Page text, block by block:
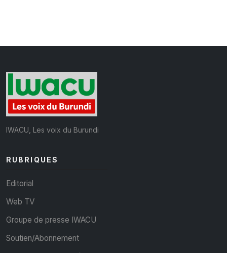
IWACU, Les voix du Burundi
RUBRIQUES
Editorial
Web TV
Groupe de presse IWACU
Soutien/Abonnement